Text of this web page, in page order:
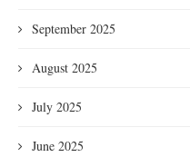
September 2025
August 2025
July 2025
June 2025